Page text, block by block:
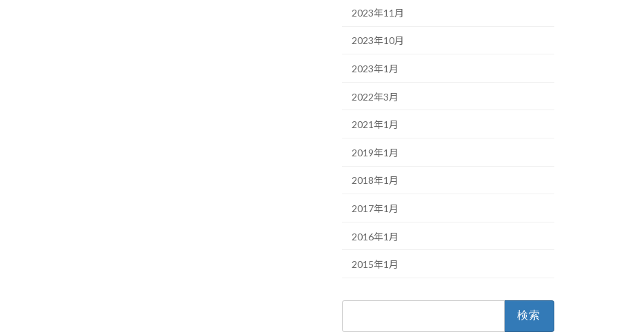
2023年11月
2023年10月
2023年1月
2022年3月
2021年1月
2019年1月
2018年1月
2017年1月
2016年1月
2015年1月